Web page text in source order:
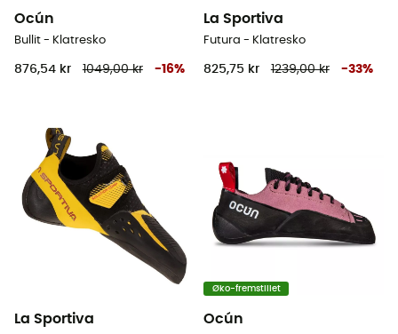
Ocún
Bullit - Klatresko
876,54 kr 1049,00 kr -16%
La Sportiva
Futura - Klatresko
825,75 kr 1239,00 kr -33%
La Sportiva
Øko-fremstillet
Ocún